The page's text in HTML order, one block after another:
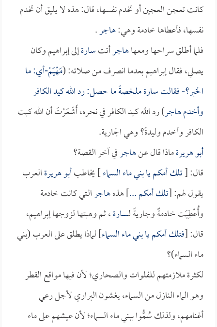
كانت تعجن العجين أو تخدم نفسها، قال: هذه لا يليق أن تخدم
نفسها، فأعطاها خادمة وهي:هاجر.
فلما أطلق سراحها ومعهاهاجرأتتسارةإلى إبراهيم وكان
يصلي، فقال إبراهيم بعدما انصرف من صلاته: (مَهْيَمْ-أي: ما
الخبر؟- فقالتسارةملخصةً ما حصل: رد الله كيد الكافر
وأخدمهاجر) رد الله كيد الكافر في نحره، أَشَعَرْتَ أن الله كبت
الكافر وأخدم وليدةً؟ وهي الجارية.
أبو هريرةماذا قال عنهاجرفي آخر القصة؟
قال: [تلك أمكم يا بني ماء السماء] يخاطبأبو هريرةالعرب
يقول لهم: [تلك أمكم ...] هذههاجرالـتي كانت خادمة
وأُعْطِيَت خادمةًَ وجاريةً لـسارة، ثم وهبتها لزوجها إبراهيم،
قال: [فتلك أمكم يا بني ماء السماء] لماذا يطلق على العرب (بني
ماء السماء)؟
لكثرة ملازمتهم للفلوات والصحاري؛ لأن فيها مواقع القطر
وهو الماء النازل من السماء، يغشون البراري لأجل رعي
أغنامهم، ولذلك سُمُّوا ببني ماء السماء؛ لأن عيشهم على ماء